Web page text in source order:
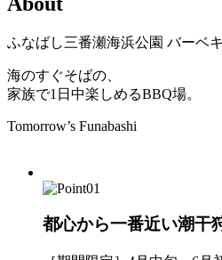
ふなばし三番瀬海浜公園 バーベ
海のすぐそばの、
家族で1日中楽しめるBBQ場。
Tomorrow’s Funabashi
都心から一番近い潮干